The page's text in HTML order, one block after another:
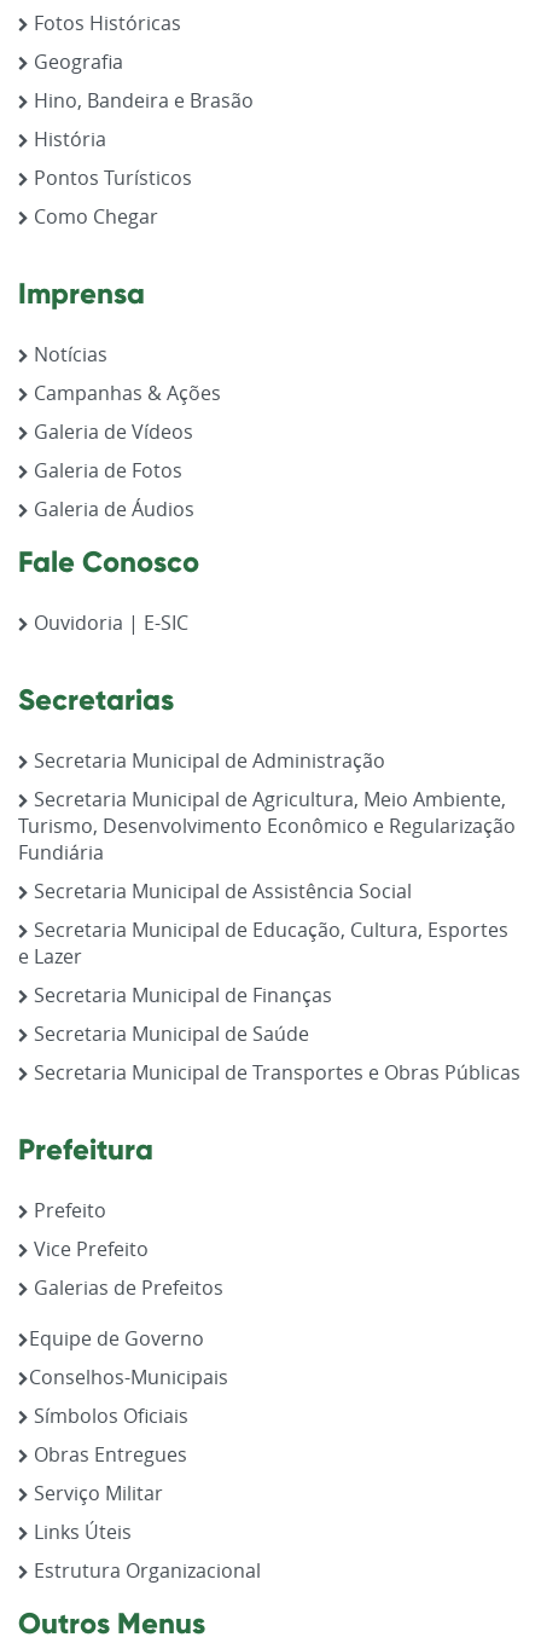
Fotos Históricas
Geografia
Hino, Bandeira e Brasão
História
Pontos Turísticos
Como Chegar
Imprensa
Notícias
Campanhas & Ações
Galeria de Vídeos
Galeria de Fotos
Galeria de Áudios
Fale Conosco
Ouvidoria | E-SIC
Secretarias
Secretaria Municipal de Administração
Secretaria Municipal de Agricultura, Meio Ambiente,
Turismo, Desenvolvimento Econômico e Regularização
Fundiária
Secretaria Municipal de Assistência Social
Secretaria Municipal de Educação, Cultura, Esportes
e Lazer
Secretaria Municipal de Finanças
Secretaria Municipal de Saúde
Secretaria Municipal de Transportes e Obras Públicas
Prefeitura
Prefeito
Vice Prefeito
Galerias de Prefeitos
Equipe de Governo
Conselhos-Municipais
Símbolos Oficiais
Obras Entregues
Serviço Militar
Links Úteis
Estrutura Organizacional
Outros Menus